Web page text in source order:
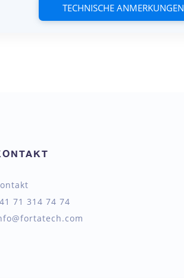
TECHNISCHE ANMERKUNGEN
71 314 74 74